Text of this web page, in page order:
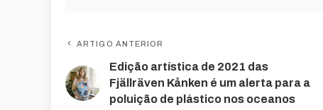
ARTIGO ANTERIOR
Edição artística de 2021 das
Fjällräven Kånken é um alerta para a
poluição de plástico nos oceanos